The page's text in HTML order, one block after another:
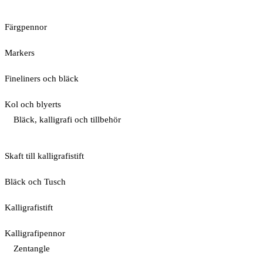
Färgpennor
Markers
Fineliners och bläck
Kol och blyerts
Bläck, kalligrafi och tillbehör
Skaft till kalligrafistift
Bläck och Tusch
Kalligrafistift
Kalligrafipennor
Zentangle